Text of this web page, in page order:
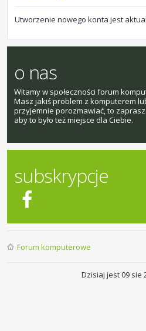
Utworzenie nowego konta jest
o nas
Witamy w społeczności forum
Masz jakiś problem z komputerem
przyjemnie porozmawiać, to
aby to było też miejsce dla Ciebie.
subskrypcje
Forum komputerowe
Dzisiaj jest 09 sie